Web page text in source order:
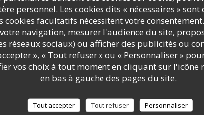
personnel. Les cookies dits « nécessaires »
cookies facultatifs nécessitent votre
navigation, mesurer l'audience du site,
réseaux sociaux) ou afficher des publicités ou
», « Tout refuser » ou « Personnaliser »
vos choix à tout moment en cliquant sur l'icône
en bas à gauche des pages du site.
Tout accepter Tout refuser
Personnaliser